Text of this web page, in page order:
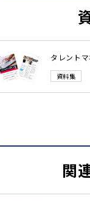
タレント
資料集
関